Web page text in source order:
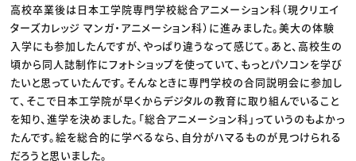
高校卒業後は日本工学院専門学校総合アニメーション科（現クリエイ
ターズカレッジ マンガ・アニメーション科）に進みました。美大の体験
入学にも参加したんですが、やっぱり違うなって感じて。あと、高校生の
頃から同人誌制作にフォトショップを使っていて、もっとパソコンを学び
たいと思っていたんです。そんなときに専門学校の合同説明会に参加し
て、そこで日本工学院が早くからデジタルの教育に取り組んでいること
を知り、進学を決めました。「総合アニメーション科」っていうのもよかっ
たんです。絵を総合的に学べるなら、自分がハマるものが見つけられる
だろうと思いました。